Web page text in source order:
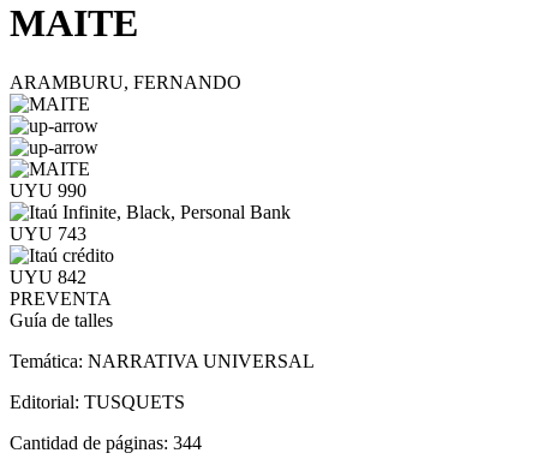
MAITE
ARAMBURU, FERNANDO
UYU 990
UYU 743
UYU 842
PREVENTA
Guía de talles
Temática: NARRATIVA UNIVERSAL
Editorial: TUSQUETS
Cantidad de páginas: 344